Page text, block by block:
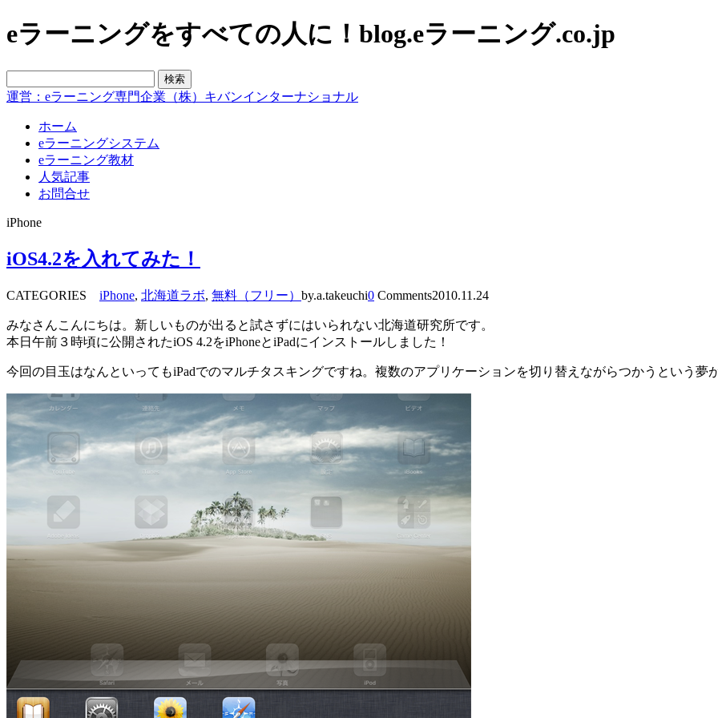
eラーニングをすべての人に！blog.eラーニング.co.jp
運営：eラーニング専門企業（株）キバンインターナショナル
ホーム
eラーニングシステム
eラーニング教材
人気記事
お問合せ
iPhone
iOS4.2を入れてみた！
CATEGORIES iPhone, 北海道ラボ, 無料（フリー） by.a.takeuchi0 Comments2010.11.24
みなさんこんにちは。新しいものが出ると試さずにはいられない北海道研究所です。
本日午前３時頃に公開されたiOS 4.2をiPhoneとiPadにインストールしました！
今回の目玉はなんといってもiPadでのマルチタスキングですね。複数のアプリケーションを切り替えながらつかうという夢